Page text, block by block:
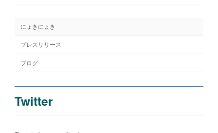
にょきにょき
プレスリリース
ブログ
Twitter